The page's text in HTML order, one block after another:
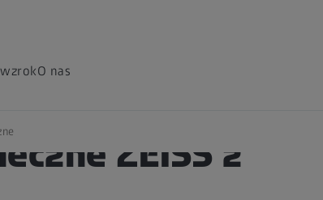
O nas
ZEISS z